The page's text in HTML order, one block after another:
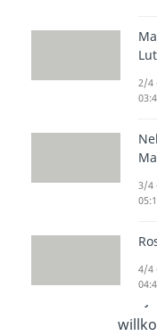
Mit
Main.
des
2/4
3/4
4/4